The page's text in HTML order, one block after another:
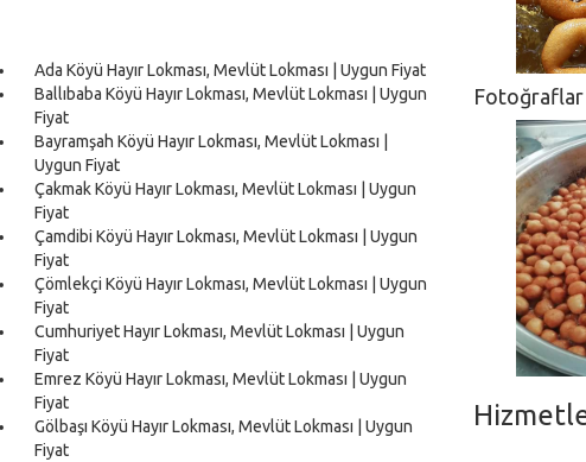
Ada Köyü Hayır Lokması, Mevlüt Lokması | Uygun Fiyat
Ballıbaba Köyü Hayır Lokması, Mevlüt Lokması | Uygun
Fiyat
Bayramşah Köyü Hayır Lokması, Mevlüt Lokması |
Uygun Fiyat
Çakmak Köyü Hayır Lokması, Mevlüt Lokması | Uygun
Fiyat
Çamdibi Köyü Hayır Lokması, Mevlüt Lokması | Uygun
Fiyat
Çömlekçi Köyü Hayır Lokması, Mevlüt Lokması | Uygun
Fiyat
Cumhuriyet Hayır Lokması, Mevlüt Lokması | Uygun
Fiyat
Emrez Köyü Hayır Lokması, Mevlüt Lokması | Uygun
Fiyat
Gölbaşı Köyü Hayır Lokması, Mevlüt Lokması | Uygun
Fiyat
Fotoğraflar